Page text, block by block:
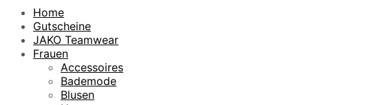
Home
Gutscheine
JAKO Teamwear
Frauen
Accessoires
Bademode
Blusen